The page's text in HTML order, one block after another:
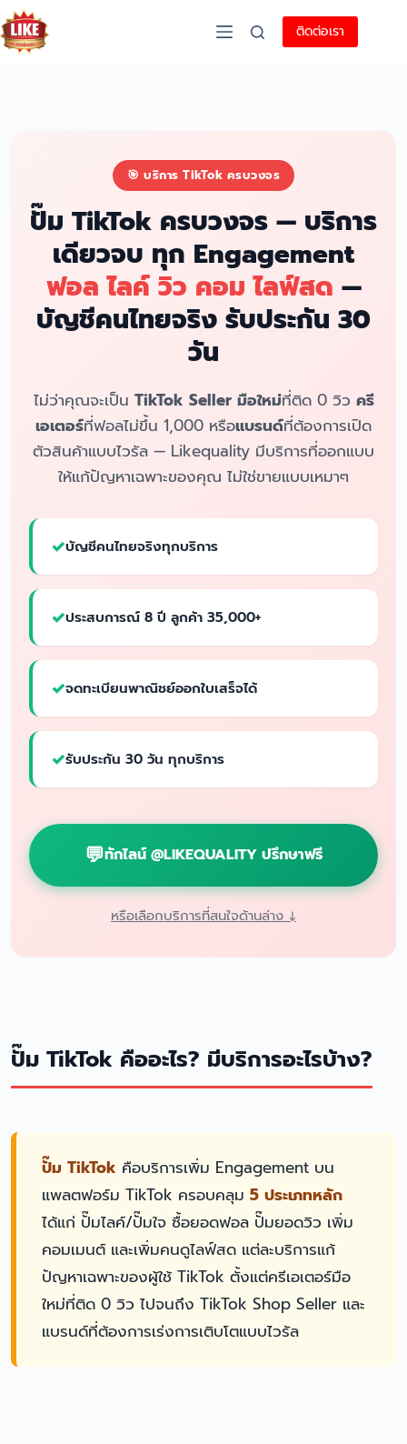
ติดต่อเรา
🎯 บริการ TikTok ครบวงจร
ปั๊ม TikTok ครบวงจร — บริการ
เดียวจบ ทุก Engagement
ฟอล ไลค์ วิว คอม ไลฟ์สด —
บัญชีคนไทยจริง รับประกัน 30
วัน
ไม่ว่าคุณจะเป็น TikTok Seller มือใหม่ที่ติด 0 วิว ครี
เอเตอร์ที่ฟอลไม่ขึ้น 1,000 หรือแบรนด์ที่ต้องการเปิด
ตัวสินค้าแบบไวรัล — Likequality มีบริการที่ออกแบบ
ให้แก้ปัญหาเฉพาะของคุณ ไม่ใช่ขายแบบเหมาๆ
บัญชีคนไทยจริงทุกบริการ
ประสบการณ์ 8 ปี ลูกค้า 35,000+
จดทะเบียนพาณิชย์ออกใบเสร็จได้
รับประกัน 30 วัน ทุกบริการ
ทักไลน์ @LIKEQUALITY ปรึกษาฟรี
หรือเลือกบริการที่สนใจด้านล่าง ↓
ปั๊ม TikTok คืออะไร? มีบริการอะไรบ้าง?
ปั๊ม TikTok คือบริการเพิ่ม Engagement บน
แพลตฟอร์ม TikTok ครอบคลุม 5 ประเภทหลัก
ได้แก่ ปั๊มไลค์/ปั๊มใจ ซื้อยอดฟอล ปั๊มยอดวิว เพิ่ม
คอมเมนต์ และเพิ่มคนดูไลฟ์สด แต่ละบริการแก้
ปัญหาเฉพาะของผู้ใช้ TikTok ตั้งแต่ครีเอเตอร์มือ
ใหม่ที่ติด 0 วิว ไปจนถึง TikTok Shop Seller และ
แบรนด์ที่ต้องการเร่งการเติบโตแบบไวรัล